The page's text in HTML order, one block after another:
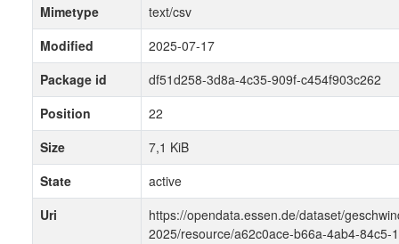
Mimetype
text/csv
Modified
2025-07-17
Package id
df51d258-3d8a-4c35-909f-c454f903c262
Position
22
Size
7,1 KiB
State
active
Uri
https://opendata.essen.de/dataset/
2025/resource/a62c0ace-b66a-4ab4-84c5-